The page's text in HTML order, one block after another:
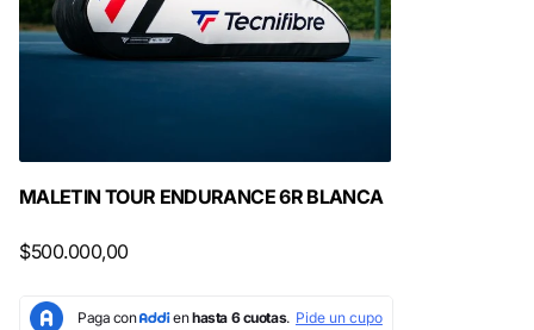
MALETIN TOUR ENDURANCE 6R BLANCA
$500.000,00